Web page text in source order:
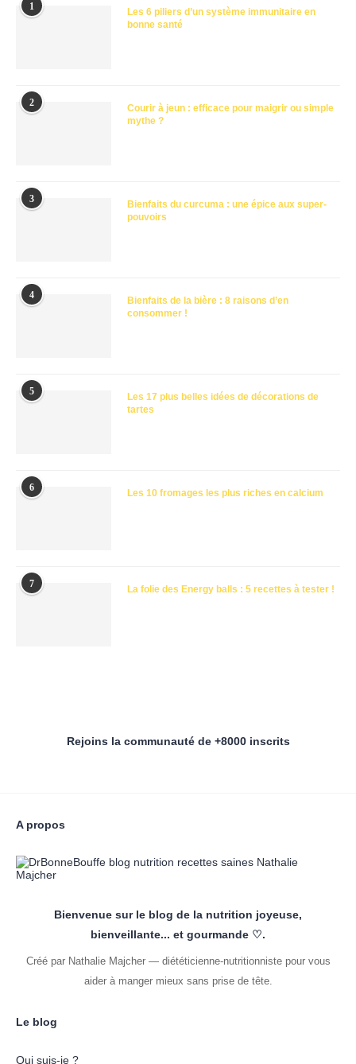
1
Les 6 piliers d’un système immunitaire en
bonne santé
2
Courir à jeun : efficace pour maigrir ou simple
mythe ?
3
Bienfaits du curcuma : une épice aux super-
pouvoirs
4
Bienfaits de la bière : 8 raisons d’en
consommer !
5
Les 17 plus belles idées de décorations de
tartes
6 Les 10 fromages les plus riches en calcium
7 La folie des Energy balls : 5 recettes à tester !
Rejoins la communauté de +8000 inscrits
A propos
Bienvenue sur le blog de la nutrition joyeuse,
bienveillante... et gourmande ♡.
Créé par Nathalie Majcher — diététicienne-nutritionniste pour vous
aider à manger mieux sans prise de tête.
Le blog
Qui suis-je ?